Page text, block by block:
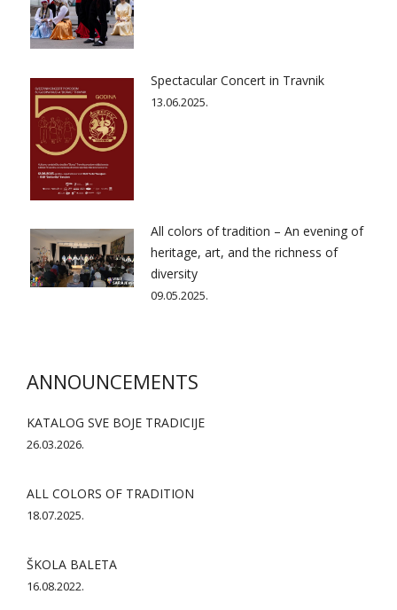
Spectacular Concert in Travnik
13.06.2025.
All colors of tradition – An evening of
heritage, art, and the richness of
diversity
09.05.2025.
ANNOUNCEMENTS
KATALOG SVE BOJE TRADICIJE
26.03.2026.
ALL COLORS OF TRADITION
18.07.2025.
ŠKOLA BALETA
16.08.2022.